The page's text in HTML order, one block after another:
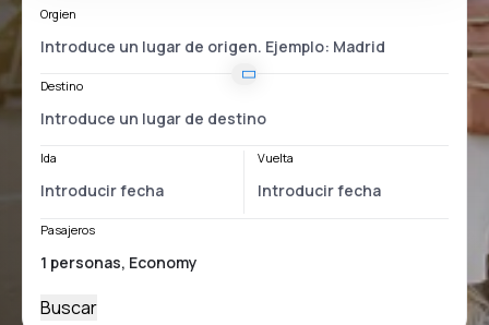
Orgien
Destino
Ida Vuelta
Pasajeros
Buscar